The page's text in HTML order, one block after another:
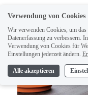
Verwendung von Cookies
Wir verwenden Cookies, um
Datenerfassung zu verbessern.
Verwendung von Cookies für
Einstellungen jederzeit ändern.
Alle akzeptieren